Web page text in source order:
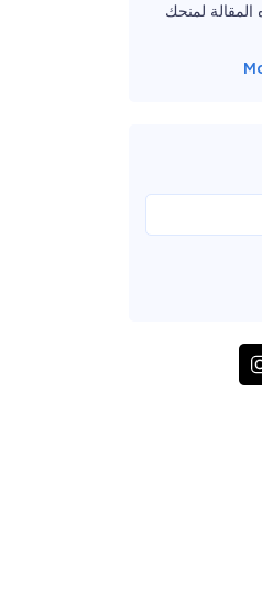
المقالة لمنحك